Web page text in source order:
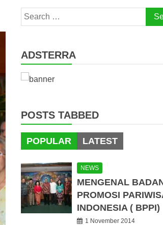
Search
for:
ADSTERRA
POSTS TABBED
POPULAR LATEST
NEWS
MENGENAL
PROMOSI
INDONESIA ( BPPI)
1 November 2014